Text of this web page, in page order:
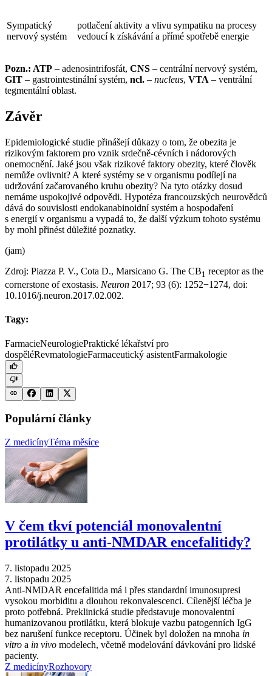
Sympatický
nervový systém
potlačení aktivity a vlivu sympatiku na procesy
vedoucí k získávání a přímé spotřebě energie
Pozn.: ATP –⁠ adenosintrifosfát, CNS –⁠ centrální nervový systém,
GIT –⁠ gastrointestinální systém, ncl. –⁠ nucleus, VTA –⁠ ventrální
tegmentální oblast.
Závěr
Epidemiologické studie přinášejí důkazy o tom, že obezita je
rizikovým faktorem pro vznik srdečně-cévních i nádorových
onemocnění. Jaké jsou však rizikové faktory obezity, které člověk
nemůže ovlivnit? A které systémy se v organismu podílejí na
udržování začarovaného kruhu obezity? Na tyto otázky dosud
nemáme uspokojivé odpovědi. Hypotéza francouzských neurovědců
dává do souvislosti endokanabinoidní systém a hospodaření
s energií v organismu a vypadá to, že další výzkum tohoto systému
by mohl přinést důležité poznatky.
(jam)
Zdroj: Piazza P. V., Cota D., Marsicano G. The CB1 receptor as the
cornerstone of exostasis. Neuron 2017; 93 (6): 1252−1274, doi:
10.1016/j.neuron.2017.02.002.
Tagy:
FarmacieNeurologiePraktické lékařství pro
dospěléRevmatologieFarmaceutický asistentFarmakologie
Populární články
Z medicínyTéma měsíce
V čem tkví potenciál monovalentní
protilátky u anti-NMDAR encefalitidy?
7. listopadu 2025
7. listopadu 2025
Anti-NMDAR encefalitida má i přes standardní imunosupresi
vysokou morbiditu a dlouhou rekonvalescenci. Cílenější léčba je
proto potřebná. Preklinická studie představuje monovalentní
humanizovanou protilátku, která blokuje vazbu patogenních IgG
bez narušení funkce receptoru. Účinek byl doložen na mnoha in
vitro a in vivo modelech, včetně modelování dávkování pro lidské
pacienty.
Z medicínyRozhovory